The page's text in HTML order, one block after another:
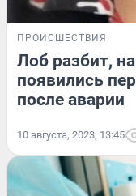
ПРОИСШЕСТВИЯ
Лоб разбит,
появились
после аварии
10 августа, 2023, 13:45